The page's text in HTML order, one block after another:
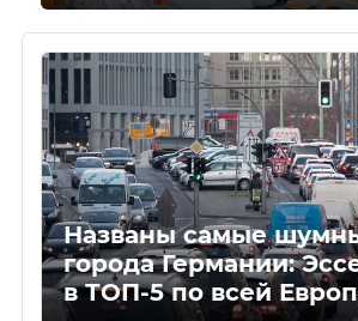
Названы самые
города Германии:
в ТОП-5 по всей